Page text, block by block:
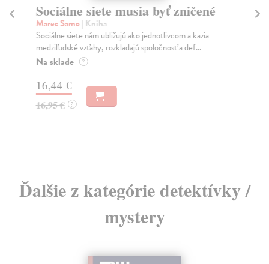
Sociálne siete musia byť zničené
Marec Samo| Kniha
Sociálne siete nám ubližujú ako jednotlivcom a kazia
medziľudské vzťahy, rozkladajú spoločnosť a def...
Na sklade ?
16,44 €
16,95 € ?
Ďalšie z kategórie detektívky /
mystery